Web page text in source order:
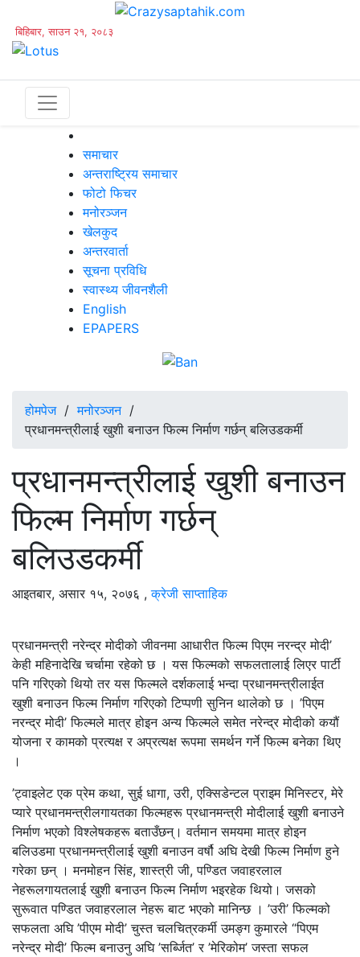
बिहिबार, साउन २१, २०८३
समाचार
अन्तराष्ट्रिय समाचार
फोटो फिचर
मनोरञ्जन
खेलकुद
अन्तरवार्ता
सूचना प्रविधि
स्वास्थ्य जीवनशैली
English
EPAPERS
होमपेज/मनोरञ्जन/
प्रधानमन्त्रीलाई खुशी बनाउन फिल्म निर्माण गर्छन् बलिउडकर्मी
प्रधानमन्त्रीलाई खुशी बनाउन
फिल्म निर्माण गर्छन्
बलिउडकर्मी
आइतबार, असार १५, २०७६ ,क्रेजी साप्ताहिक
प्रधानमन्त्री नरेन्द्र मोदीको जीवनमा आधारीत फिल्म पिएम नरन्द्र मोदी’
केही महिनादेखि चर्चामा रहेको छ । यस फिल्मको सफलतालाई लिएर पार्टी
पनि गरिएको थियो तर यस फिल्मले दर्शकलाई भन्दा प्रधानमन्त्रीलाईत
खुशी बनाउन फिल्म निर्माण गरिएको टिप्पणी सुनिन थालेको छ । ’पिएम
नरन्द्र मोदी’ फिल्मले मात्र होइन अन्य फिल्मले समेत नरेन्द्र मोदीको कयौं
योजना र कामको प्रत्यक्ष र अप्रत्यक्ष रूपमा समर्थन गर्ने फिल्म बनेका थिए
।
’ट्वाइलेट एक प्रेम कथा, सुई धागा, उरी, एक्सिडेन्टल प्राइम मिनिस्टर, मेरे
प्यारे प्रधानमन्त्रीलगायतका फिल्महरू प्रधानमन्त्री मोदीलाई खुशी बनाउने
निर्माण भएको विश्लेषकहरू बताउँछन्। वर्तमान समयमा मात्र होइन
बलिउडमा प्रधानमन्त्रीलाई खुशी बनाउन वर्षौ अघि देखी फिल्म निर्माण हुने
गरेका छन् । मनमोहन सिंह, शास्त्री जी, पण्डित जवाहरलाल
नेहरूलगायतलाई खुशी बनाउन फिल्म निर्माण भइरहेक थियो। जसको
सुरूवात पण्डित जवाहरलाल नेहरू बाट भएको मानिन्छ । ’उरी’ फिल्मको
सफलता अघि ’पीएम मोदी’ चुस्त चलचित्रकर्मी उमङ्ग कुमारले “पिएम
नरेन्द्र मोदी’ फिल्म बनाउनु अघि ’सर्ब्जित’ र ’मेरिकोम’ जस्ता सफल